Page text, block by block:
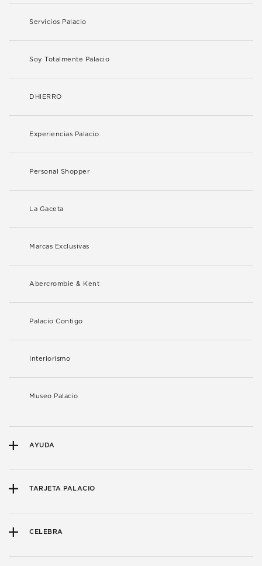
Servicios Palacio
Soy Totalmente Palacio
DHIERRO
Experiencias Palacio
Personal Shopper
La Gaceta
Marcas Exclusivas
Abercrombie & Kent
Palacio Contigo
Interiorismo
Museo Palacio
AYUDA
TARJETA PALACIO
CELEBRA